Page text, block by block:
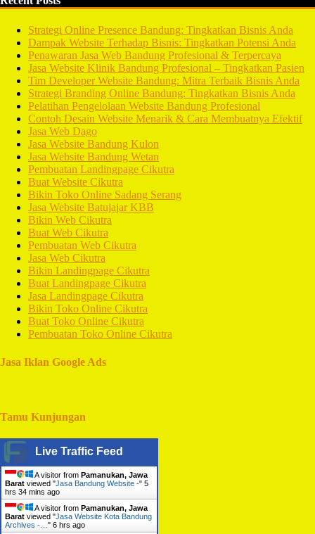
Strategi Online Presence Bandung: Tingkatkan Bisnis Anda
Dampak Website Terhadap Bisnis: Tingkatkan Potensi Anda
Penawaran Jasa Web Bandung Profesional & Terpercaya
Jasa Website Klinik Bandung Profesional – Tingkatkan Pasien
Tim Developer Website Bandung: Mitra Terbaik Bisnis Anda
Strategi Branding Online Bandung: Tingkatkan Bisnis Anda
Pelatihan Pengelolaan Website Bandung Profesional
Contoh Desain Website Menarik & Cara Membuatnya Efektif
Jasa Web Dago
Jasa Website Bandung Kulon
Jasa Website Bandung Wetan
Pembuatan Landingpage Cikutra
Buat Website Cikutra
Bikin Toko Online Sadang Serang
Jasa Website Batujajar KBB
Bikin Web Cikutra
Buat Web Cikutra
Pembuatan Web Cikutra
Jasa Web Cikutra
Bikin Landingpage Cikutra
Buat Landingpage Cikutra
Jasa Landingpage Cikutra
Bikin Toko Online Cikutra
Buat Toko Online Cikutra
Pembuatan Toko Online Cikutra
Jasa Iklan Google Ads
Tamu Kunjungan
Live Traffic Feed
A visitor from Pamanukan, Jawa
Barat viewed "Jasa Bandung Website -" 5
hrs 34 mins ago
A visitor from Pamanukan, Jawa
Barat viewed "Jasa Website Kota Bandung
Archives -…" 6 hrs ago